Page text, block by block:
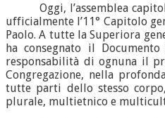
Oggi, l’assemblea
ufficialmente l’11° Capitolo
Paolo. A tutte la Superiora
ha consegnato il
responsabilità di ognuna il
Congregazione, nella
tutte parti dello stesso
plurale, multietnico e